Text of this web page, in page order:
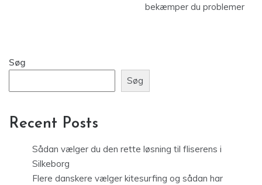
bekæmper du problemer
Søg
Søg
Recent Posts
Sådan vælger du den rette løsning til fliserens i
Silkeborg
Flere danskere vælger kitesurfing og sådan har